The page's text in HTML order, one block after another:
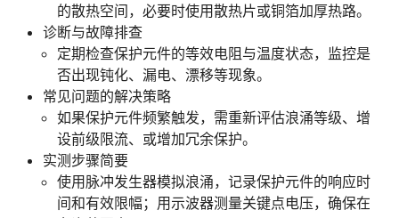
的散热空间，必要时使用散热片或铜箔加厚热路。
诊断与故障排查
定期检查保护元件的等效电阻与温度状态，监控是
否出现钝化、漏电、漂移等现象。
常见问题的解决策略
如果保护元件频繁触发，需重新评估浪涌等级、增
设前级限流、或增加冗余保护。
实测步骤简要
使用脉冲发生器模拟浪涌，记录保护元件的响应时
间和有效限幅；用示波器测量关键点电压，确保在